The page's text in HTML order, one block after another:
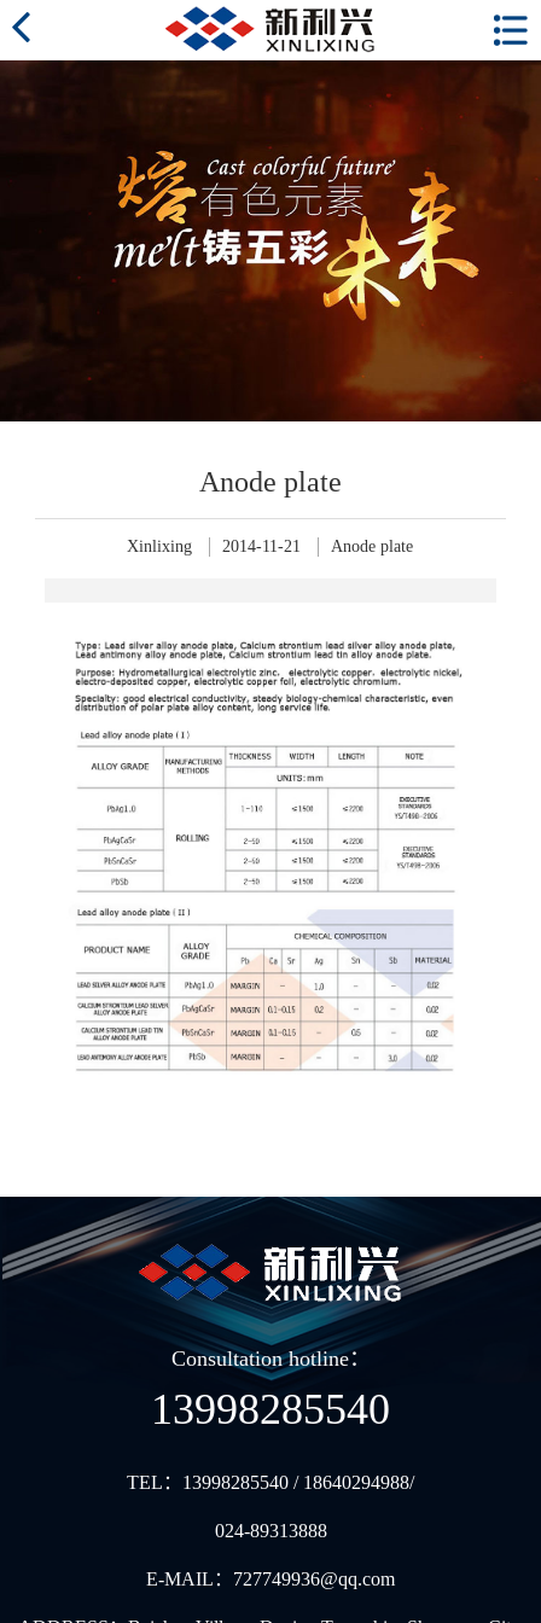
Anode plate
Xinlixing 2014-11-21 Anode plate
Consultation hotline：
13998285540
TEL： 13998285540 / 18640294988/
024-89313888
E-MAIL： 727749936@qq.com